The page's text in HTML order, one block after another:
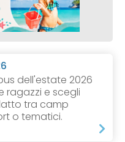
dell'estate 2026
ragazzi e scegli
tra camp
o tematici.